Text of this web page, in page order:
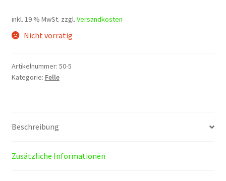
inkl. 19 % MwSt. zzgl. Versandkosten
Nicht vorrätig
Artikelnummer: 50-5
Kategorie: Felle
Beschreibung
Zusätzliche Informationen